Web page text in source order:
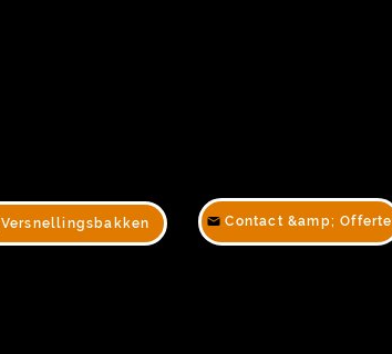
Versnellingsbakken Contact &amp; Offerte